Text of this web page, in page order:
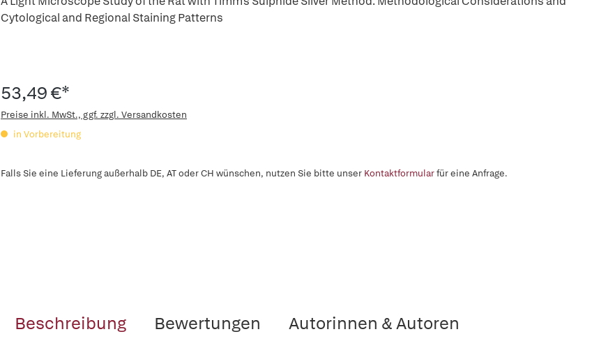
Cytological and Regional Staining Patterns
53,49 €*
Preise inkl. MwSt., ggf. zzgl. Versandkosten
in Vorbereitung
Falls Sie eine Lieferung außerhalb DE, AT oder CH wünschen, nutzen Sie bitte unser Kontaktformularfür eine Anfrage.
Beschreibung Bewertungen Autorinnen & Autoren